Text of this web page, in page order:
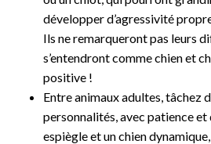
développer d’agressivité
Ils ne remarqueront pas leurs
s’entendront comme chien et
positive !
Entre animaux adultes, tâchez
personnalités, avec patience et
espiègle et un chien